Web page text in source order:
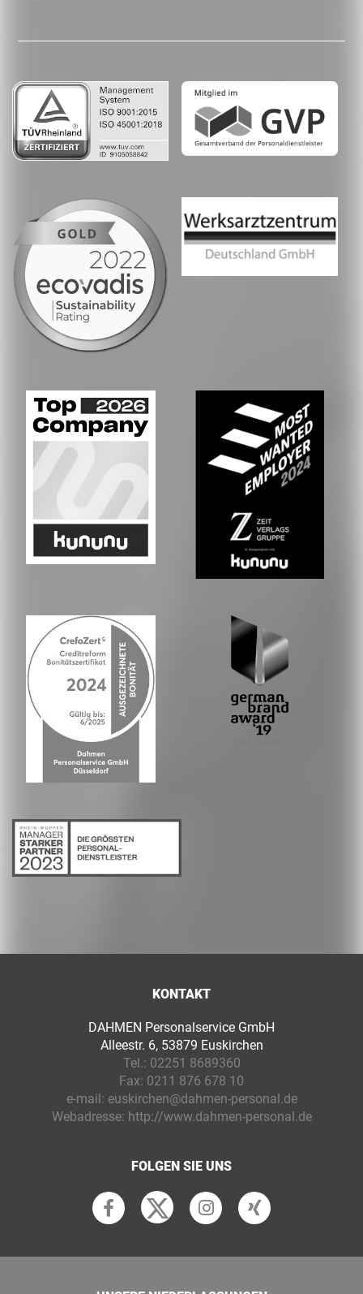
KONTAKT
DAHMEN Personalservice GmbH
Alleestr. 6, 53879 Euskirchen
Tel.: 02251 8689360
Fax: 0211 876 678 10
e-mail: euskirchen@dahmen-personal.de
Webadresse: http://www.dahmen-personal.de
FOLGEN SIE UNS